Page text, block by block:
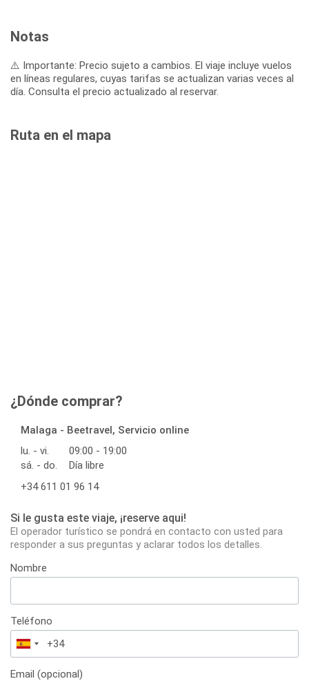
Notas
⚠️ Importante: Precio sujeto a cambios. El viaje incluye vuelos
en líneas regulares, cuyas tarifas se actualizan varias veces al
día. Consulta el precio actualizado al reservar.
Ruta en el mapa
¿Dónde comprar?
Malaga - Beetravel, Servicio online
lu. - vi.
09:00 - 19:00
sá. - do.
Día libre
+34 611 01 96 14
Si le gusta este viaje, ¡reserve aqui!
El operador turístico se pondrá en contacto con usted para
responder a sus preguntas y aclarar todos los detalles.
Nombre
Teléfono
España
+34
Email (opcional)